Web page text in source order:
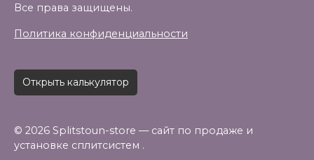
Все права защищены.
Политика конфиденциальности
Открыть калькулятор
© 2026 Splitstoun-store — сайт по продаже и
установке сплитсистем .